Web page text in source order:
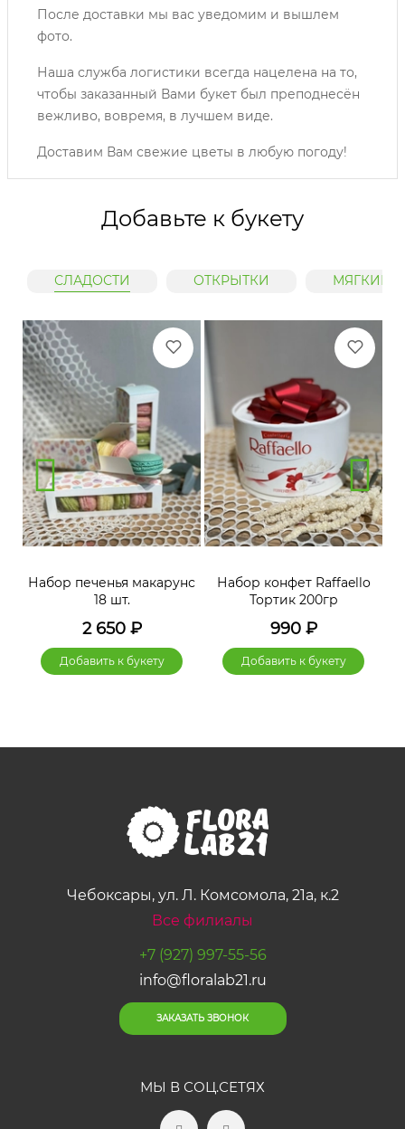
После доставки мы вас уведомим и вышлем
фото.
Наша служба логистики всегда нацелена на то,
чтобы заказанный Вами букет был преподнесён
вежливо, вовремя, в лучшем виде.
Доставим Вам свежие цветы в любую погоду!
Добавьте к букету
СЛАДОСТИ ОТКРЫТКИ МЯГКИЕ
Набор печенья макарунс
18 шт.
2 650₽
Добавить к букету
Набор конфет Raffaello
Тортик 200гр
990₽
Добавить к букету
Чебоксары, ул. Л. Комсомола, 21а, к.2
Все филиалы
+7 (927) 997-55-56
info@floralab21.ru
ЗАКАЗАТЬ ЗВОНОК
МЫ В СОЦ.СЕТЯХ